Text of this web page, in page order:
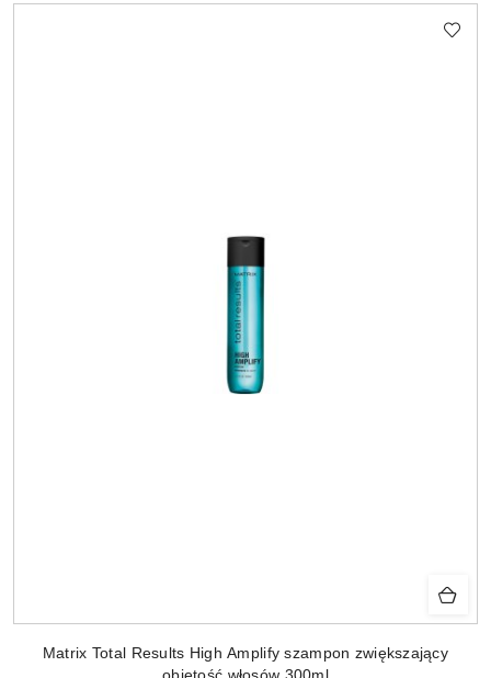
Matrix Total Results High Amplify szampon zwiększający
objętość włosów 300ml